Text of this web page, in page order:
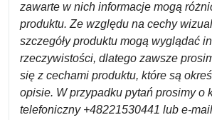
zawarte w nich informacje mogą
produktu. Ze względu na cechy
szczegóły produktu mogą wyglądać
rzeczywistości, dlatego zawsze
się z cechami produktu, które są
opisie. W przypadku pytań prosimy o
telefoniczny +48221530441 lub e-mail